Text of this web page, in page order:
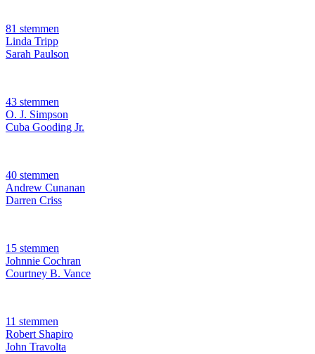
81 stemmen
Linda Tripp
Sarah Paulson
43 stemmen
O. J. Simpson
Cuba Gooding Jr.
40 stemmen
Andrew Cunanan
Darren Criss
15 stemmen
Johnnie Cochran
Courtney B. Vance
11 stemmen
Robert Shapiro
John Travolta